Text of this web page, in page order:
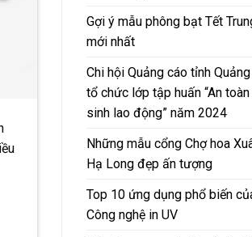
Gợi ý mẫu phông bạt Tết
mới nhất
Chi hội Quảng cáo tỉnh
tổ chức lớp tập huấn “An
sinh lao động” năm 2024
Những mẫu cổng Chợ hoa
Hạ Long đẹp ấn tượng
Top 10 ứng dụng phổ biến
Công nghệ in UV